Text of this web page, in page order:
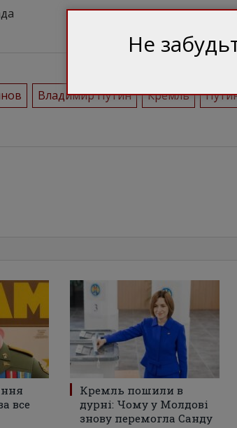
Владимир Путин Кремль
все
Кремль пошили в
дурні: Чому у Молдові
знову перемогла Санду
Не